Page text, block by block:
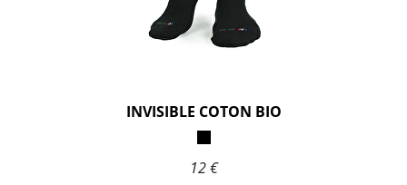
INVISIBLE COTON BIO
12 €